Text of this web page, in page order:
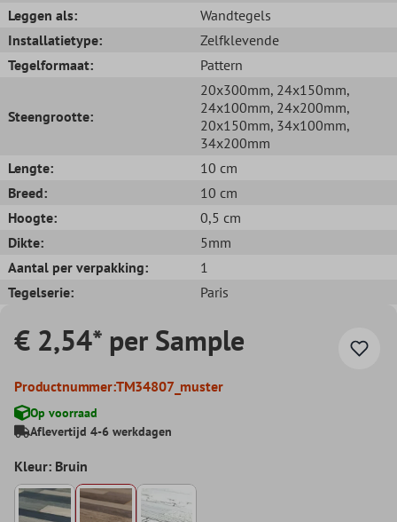
Leggen als:
Wandtegels
Installatietype:
Zelfklevende
Tegelformaat:
Pattern
Steengrootte:
20x300mm, 24x150mm,
24x100mm, 24x200mm,
20x150mm, 34x100mm,
34x200mm
Lengte:
10 cm
Breed:
10 cm
Hoogte:
0,5 cm
Dikte:
5mm
Aantal per verpakking:
1
Tegelserie:
Paris
€ 2,54* per Sample
Productnummer:TM34807_muster
Op voorraad
Aflevertijd 4-6 werkdagen
Kleur: Bruin